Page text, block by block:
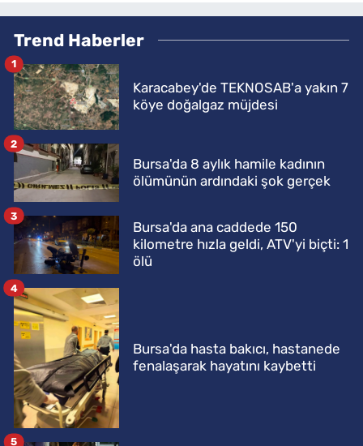
Trend Haberler
Karacabey'de TEKNOSAB'a yakın 7
köye doğalgaz müjdesi
1
Bursa'da 8 aylık hamile kadının
ölümünün ardındaki şok gerçek
2
Bursa'da ana caddede 150
kilometre hızla geldi, ATV'yi biçti: 1
ölü
3
Bursa'da hasta bakıcı, hastanede
fenalaşarak hayatını kaybetti
4
5